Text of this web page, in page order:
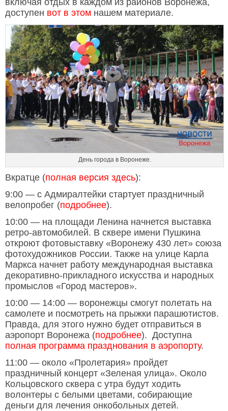
включая отдых в каждом из районов Воронежа,
доступен вот в этом нашем материале.
День города в Воронеже.
Вкратце (полная версия здесь):
9:00 — с Адмиралтейки стартует праздничный
велопробег (подробнее).
10:00 — на площади Ленина начнется выставка
ретро-автомобилей. В сквере имени Пушкина
откроют фотовыставку «Воронежу 430 лет» союза
фотохудожников России. Также на улице Карла
Маркса начнет работу международная выставка
декоративно-прикладного искусства и народных
промыслов «Город мастеров».
10:00 — 14:00 — воронежцы смогут полетать на
самолете и посмотреть на прыжки парашютистов.
Правда, для этого нужно будет отправиться в
аэропорт Воронежа (подробнее). Доступна
полная программа празднования в аэропорту.
11:00 — около «Пролетария» пройдет
праздничный концерт «Зеленая улица». Около
Кольцовского сквера с утра будут ходить
волонтеры с белыми цветами, собирающие
деньги для лечения онкобольных детей.